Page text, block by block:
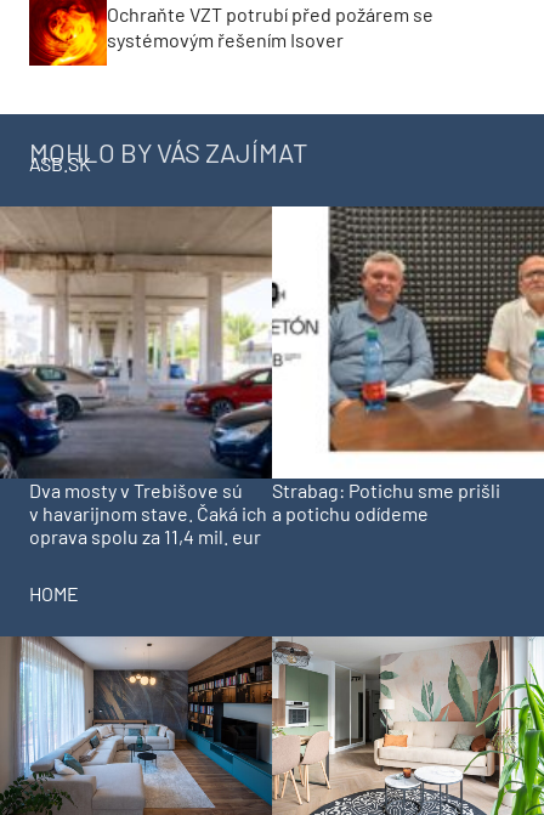
Ochraňte VZT potrubí před požárem se
systémovým řešením Isover
MOHLO BY VÁS ZAJÍMAT
ASB.SK
Dva mosty v Trebišove sú
v havarijnom stave. Čaká ich
oprava spolu za 11,4 mil. eur
Strabag: Potichu sme prišli
a potichu odídeme
HOME